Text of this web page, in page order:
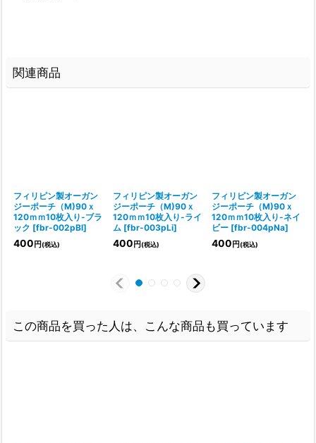
関連商品
フィリピン製オーガン
ジーポーチ（M)90ｘ
120ｍｍ10枚入り-ブラ
ック [fbr-002pBl]
400 円(税込)
フィリピン製オーガン
ジーポーチ（M)90ｘ
120ｍｍ10枚入り-ライ
ム [fbr-003pLi]
400 円(税込)
フィリピン製オーガン
ジーポーチ（M)90ｘ
120ｍｍ10枚入り-ネイ
ビー [fbr-004pNa]
400 円(税込)
この商品を買った人は、こんな商品も買っています